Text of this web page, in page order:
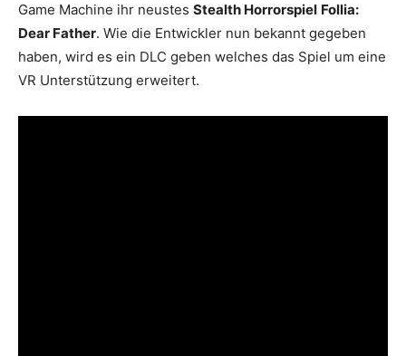
Game Machine ihr neustes Stealth Horrorspiel Follia:
Dear Father. Wie die Entwickler nun bekannt gegeben
haben, wird es ein DLC geben welches das Spiel um eine
VR Unterstützung erweitert.